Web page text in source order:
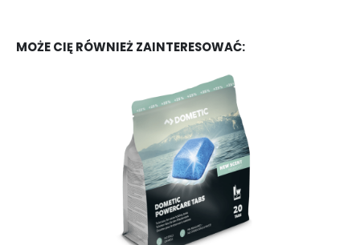
MOŻE CIĘ RÓWNIEŻ ZAINTERESOWAĆ: